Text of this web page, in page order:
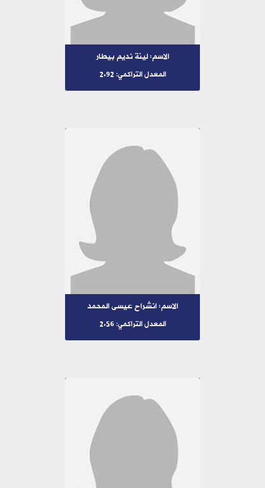
الاسم: انشراح عيسى المحمد
المعدل التراكمي: 2.56
الاسم: لينة نديم بيطار
المعدل التراكمي: 2.92